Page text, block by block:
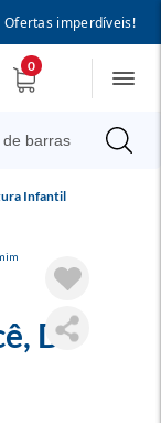
Ofertas imperdíveis!
0
Infantil
De